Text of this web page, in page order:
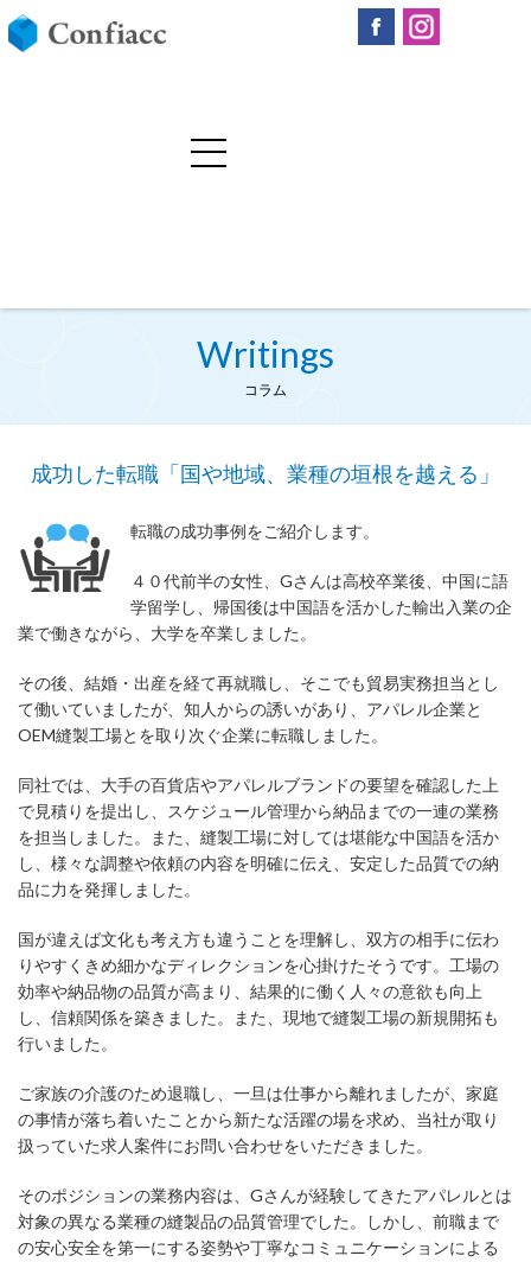
Writings
コラム
成功した転職「国や地域、業種の垣根を越える」
転職の成功事例をご紹介します。
４０代前半の女性、Gさんは高校卒業後、中国に語
学留学し、帰国後は中国語を活かした輸出入業の企
業で働きながら、大学を卒業しました。
その後、結婚・出産を経て再就職し、そこでも貿易実務担当とし
て働いていましたが、知人からの誘いがあり、アパレル企業と
OEM縫製工場とを取り次ぐ企業に転職しました。
同社では、大手の百貨店やアパレルブランドの要望を確認した上
で見積りを提出し、スケジュール管理から納品までの一連の業務
を担当しました。また、縫製工場に対しては堪能な中国語を活か
し、様々な調整や依頼の内容を明確に伝え、安定した品質での納
品に力を発揮しました。
国が違えば文化も考え方も違うことを理解し、双方の相手に伝わ
りやすくきめ細かなディレクションを心掛けたそうです。工場の
効率や納品物の品質が高まり、結果的に働く人々の意欲も向上
し、信頼関係を築きました。また、現地で縫製工場の新規開拓も
行いました。
ご家族の介護のため退職し、一旦は仕事から離れましたが、家庭
の事情が落ち着いたことから新たな活躍の場を求め、当社が取り
扱っていた求人案件にお問い合わせをいただきました。
そのポジションの業務内容は、Gさんが経験してきたアパレルとは
対象の異なる業種の縫製品の品質管理でした。しかし、前職まで
の安心安全を第一にする姿勢や丁寧なコミュニケーションによる